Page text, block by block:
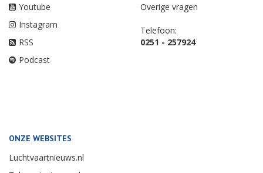
Youtube
Instagram
RSS
Podcast
Overige vragen
Telefoon:
0251 - 257924
ONZE WEBSITES
Luchtvaartnieuws.nl